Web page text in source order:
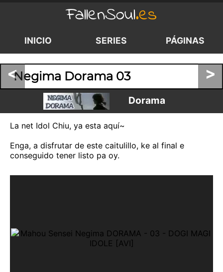
FallenSoul.es
INICIO SERIES PÁGINAS
< >
Negima Dorama 03
Dorama
La net Idol Chiu, ya esta aquí~
Enga, a disfrutar de este caitulillo, ke al final e
conseguido tener listo pa oy.